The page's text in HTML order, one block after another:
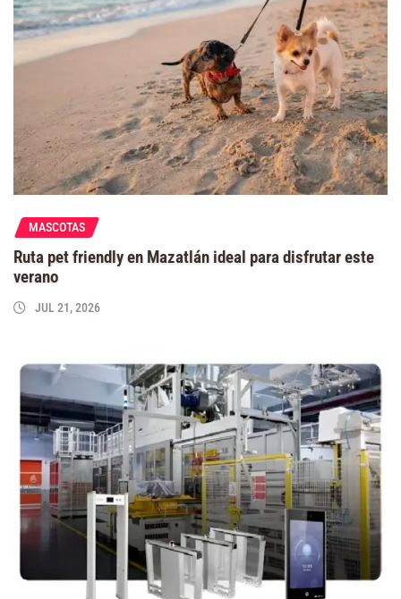
MASCOTAS
Ruta pet friendly en Mazatlán ideal para disfrutar este
verano
JUL 21, 2026